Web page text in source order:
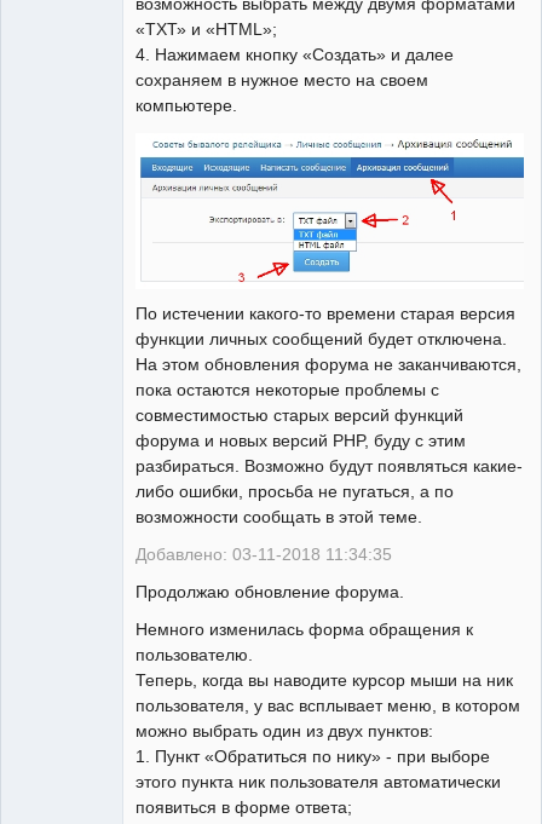
«ТХТ» и «HTML»;
4. Нажимаем кнопку «Создать» и далее
сохраняем в нужное место на своем
компьютере.
По истечении какого-то времени старая версия
функции личных сообщений будет отключена.
На этом обновления форума не заканчиваются,
пока остаются некоторые проблемы с
совместимостью старых версий функций
форума и новых версий PHP, буду с этим
разбираться. Возможно будут появляться какие-
либо ошибки, просьба не пугаться, а по
возможности сообщать в этой теме.
Добавлено: 03-11-2018 11:34:35
Продолжаю обновление форума.
Немного изменилась форма обращения к
пользователю.
Теперь, когда вы наводите курсор мыши на ник
пользователя, у вас всплывает меню, в котором
можно выбрать один из двух пунктов:
1. Пункт «Обратиться по нику» - при выборе
этого пункта ник пользователя автоматически
появиться в форме ответа;